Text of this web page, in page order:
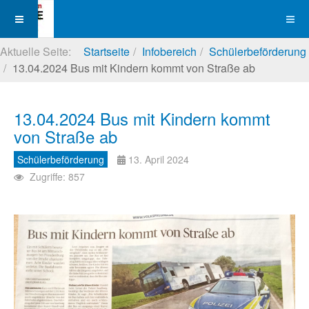
Aktuelle Seite: Startseite Infobereich
Schülerbeförderung
13.04.2024 Bus mit Kindern kommt von Straße ab
13.04.2024 Bus mit Kindern kommt
von Straße ab
Schülerbeförderung
13. April 2024
Zugriffe: 857